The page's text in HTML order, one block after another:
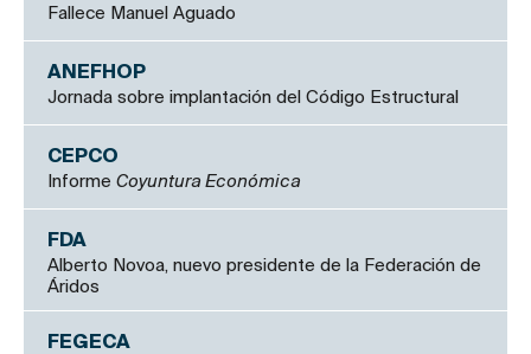
Fallece Manuel Aguado
ANEFHOP
Jornada sobre implantación del Código Estructural
CEPCO
Informe Coyuntura Económica
FDA
Alberto Novoa, nuevo presidente de la Federación de
Áridos
FEGECA